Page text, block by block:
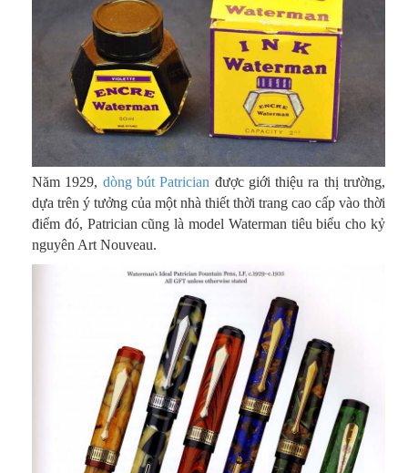
Năm 1929, dòng bút Patrician được giới thiệu ra thị trường,
dựa trên ý tưởng của một nhà thiết thời trang cao cấp vào thời
điểm đó, Patrician cũng là model Waterman tiêu biểu cho kỷ
nguyên Art Nouveau.